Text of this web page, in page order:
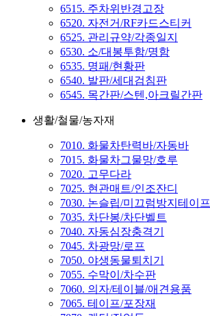
6515. 주차위반경고장
6520. 자전거/RF카드스티커
6525. 관리규약/각종일지
6530. 소/대봉투함/명함
6535. 명패/현황판
6540. 발판/세대검침판
6545. 목간판/스텐,아크릴간판
생활/철물/농자재
7010. 화물차탄력바/자동바
7015. 화물차그물망/호루
7020. 고무다라
7025. 현관매트/인조잔디
7030. 논슬립/미끄럼방지테이프
7035. 차단봉/차단벨트
7040. 자동심장충격기
7045. 차광망/로프
7050. 야생동물퇴치기
7055. 수막이/차수판
7060. 의자/테이블/애견용품
7065. 테이프/포장재